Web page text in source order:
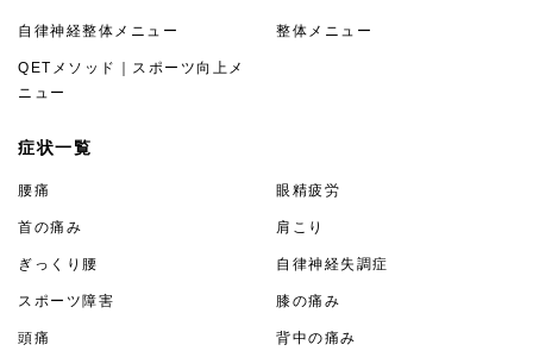
自律神経整体メニュー 整体メニュー
QETメソッド｜スポーツ向上メ
ニュー
症状一覧
腰痛 眼精疲労
首の痛み 肩こり
ぎっくり腰 自律神経失調症
スポーツ障害 膝の痛み
頭痛 背中の痛み